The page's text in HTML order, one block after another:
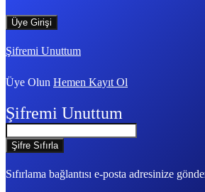
Şifremi Unuttum
Üye Olun Hemen Kayıt Ol
Şifremi Unuttum
Sıfırlama bağlantısı e-posta adresinize